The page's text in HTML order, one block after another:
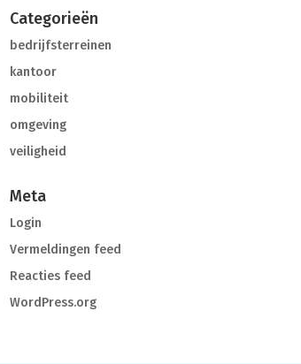
Categorieën
bedrijfsterreinen
kantoor
mobiliteit
omgeving
veiligheid
Meta
Login
Vermeldingen feed
Reacties feed
WordPress.org